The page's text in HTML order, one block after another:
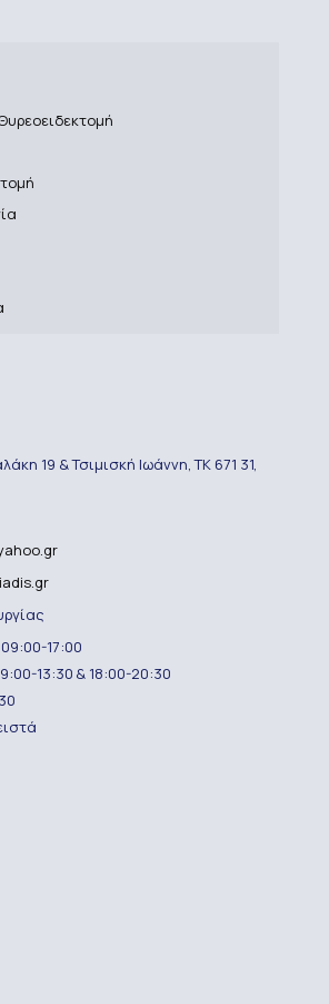
19 & Τσιμισκή Ιωάννη, TK 671 31,
17:00
13:30 & 18:00-20:30